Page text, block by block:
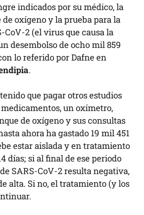
indicados por su médico, la
oxígeno y la prueba para la
CoV-2 (el virus que causa la
desembolso de ocho mil 859
lo referido por Dafne en
.
que pagar otros estudios
un oxímetro,
de oxígeno y sus consultas
ahora ha gastado 19 mil 451
estar aislada y en tratamiento
días; si al final de ese periodo
SARS-CoV-2 resulta negativa,
alta. Si no, el tratamiento (y los